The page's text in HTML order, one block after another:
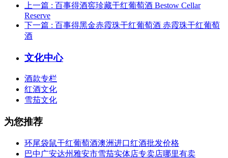
上一篇 : 百事得酒窖珍藏干红葡萄酒 Bestow Cellar
Reserve
下一篇 : 百事得黑金赤霞珠干红葡萄酒 赤霞珠干红葡萄
酒
文化中心
酒款专栏
红酒文化
雪茄文化
为您推荐
环尾袋鼠干红葡萄酒澳洲进口红酒批发价格
巴中广安达州雅安市雪茄实体店专卖店哪里有卖